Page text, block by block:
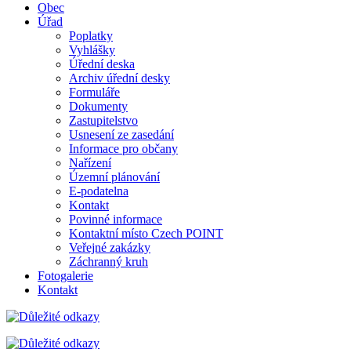
Obec
Úřad
Poplatky
Vyhlášky
Úřední deska
Archiv úřední desky
Formuláře
Dokumenty
Zastupitelstvo
Usnesení ze zasedání
Informace pro občany
Nařízení
Územní plánování
E-podatelna
Kontakt
Povinné informace
Kontaktní místo Czech POINT
Veřejné zakázky
Záchranný kruh
Fotogalerie
Kontakt